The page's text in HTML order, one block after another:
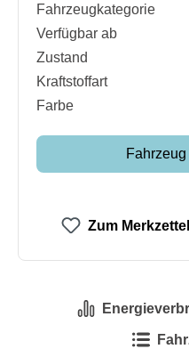
Fahrzeugkategorie
Verfügbar ab
Zustand
Kraftstoffart
Farbe
Zum